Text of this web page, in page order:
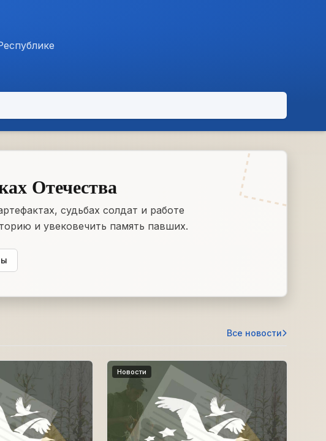
Отечества
судьбах солдат и работе
и увековечить память павших.
Все новости
Новости